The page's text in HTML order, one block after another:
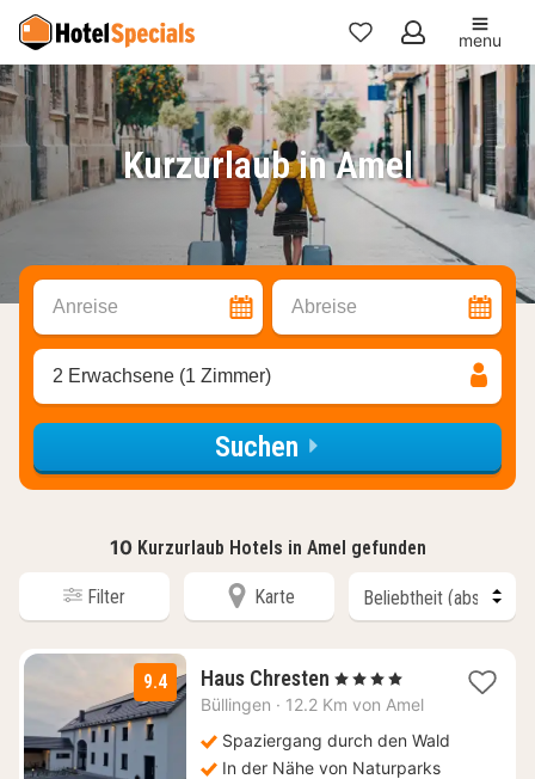
Meine
Favoriten
menu
Kurzurlaub in Amel
Anreise Abreise
2 Erwachsene (1 Zimmer)
Suchen
10 Kurzurlaub Hotels in Amel gefunden
Filter Karte
9.4 Haus Chresten 2
Nächte
124
€
, 4 Sterne
Büllingen · 12.2 Km von Amel
Spaziergang durch den Wald
In der Nähe von Naturparks